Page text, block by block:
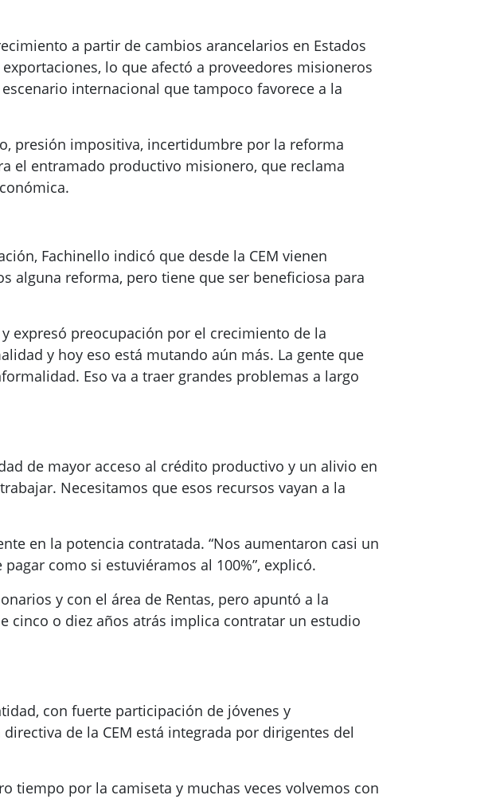
a partir de cambios arancelarios en Estados
lo que afectó a proveedores misioneros
internacional que tampoco favorece a la
presión impositiva, incertidumbre por la reforma
el entramado productivo misionero, que reclama
Fachinello indicó que desde la CEM vienen
alguna reforma, pero tiene que ser beneficiosa para
expresó preocupación por el crecimiento de la
y hoy eso está mutando aún más. La gente que
Eso va a traer grandes problemas a largo
de mayor acceso al crédito productivo y un alivio en
Necesitamos que esos recursos vayan a la
en la potencia contratada. “Nos aumentaron casi un
como si estuviéramos al 100%”, explicó.
y con el área de Rentas, pero apuntó a la
cinco o diez años atrás implica contratar un estudio
con fuerte participación de jóvenes y
de la CEM está integrada por dirigentes del
tiempo por la camiseta y muchas veces volvemos con